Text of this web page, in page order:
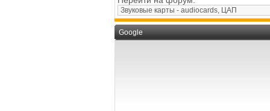
Google